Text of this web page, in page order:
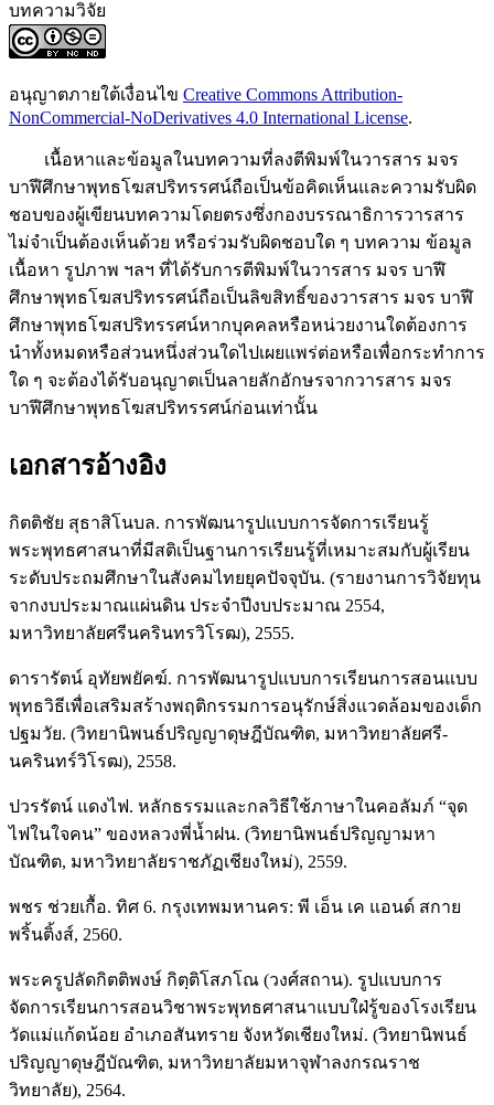
บทความวิจัย
อนุญาตภายใต้เงื่อนไข Creative Commons Attribution-
NonCommercial-NoDerivatives 4.0 International License.
เนื้อหาและข้อมูลในบทความที่ลงตีพิมพ์ในวารสาร มจร
บาฬีศึกษาพุทธโฆสปริทรรศน์ถือเป็นข้อคิดเห็นและความรับผิด
ชอบของผู้เขียนบทความโดยตรงซึ่งกองบรรณาธิการวารสาร
ไม่จำเป็นต้องเห็นด้วย หรือร่วมรับผิดชอบใด ๆ บทความ ข้อมูล
เนื้อหา รูปภาพ ฯลฯ ที่ได้รับการตีพิมพ์ในวารสาร มจร บาฬี
ศึกษาพุทธโฆสปริทรรศน์ถือเป็นลิขสิทธิ์ของวารสาร มจร บาฬี
ศึกษาพุทธโฆสปริทรรศน์หากบุคคลหรือหน่วยงานใดต้องการ
นำทั้งหมดหรือส่วนหนึ่งส่วนใดไปเผยแพร่ต่อหรือเพื่อกระทำการ
ใด ๆ จะต้องได้รับอนุญาตเป็นลายลักอักษรจากวารสาร มจร
บาฬีศึกษาพุทธโฆสปริทรรศน์ก่อนเท่านั้น
เอกสารอ้างอิง
กิตติชัย สุธาสิโนบล. การพัฒนารูปแบบการจัดการเรียนรู้
พระพุทธศาสนาที่มีสติเป็นฐานการเรียนรู้ที่เหมาะสมกับผู้เรียน
ระดับประถมศึกษาในสังคมไทยยุคปัจจุบัน. (รายงานการวิจัยทุน
จากงบประมาณแผ่นดิน ประจำปีงบประมาณ 2554,
มหาวิทยาลัยศรีนครินทรวิโรฒ), 2555.
ดารารัตน์ อุทัยพยัคฆ์. การพัฒนารูปแบบการเรียนการสอนแบบ
พุทธวิธีเพื่อเสริมสร้างพฤติกรรมการอนุรักษ์สิ่งแวดล้อมของเด็ก
ปฐมวัย. (วิทยานิพนธ์ปริญญาดุษฎีบัณฑิต, มหาวิทยาลัยศรี-
นครินทร์วิโรฒ), 2558.
ปวรรัตน์ แดงไฟ. หลักธรรมและกลวิธีใช้ภาษาในคอลัมภ์ “จุด
ไฟในใจคน” ของหลวงพี่น้ำฝน. (วิทยานิพนธ์ปริญญามหา
บัณฑิต, มหาวิทยาลัยราชภัฏเชียงใหม่), 2559.
พชร ช่วยเกื้อ. ทิศ 6. กรุงเทพมหานคร: พี เอ็น เค แอนด์ สกาย
พริ้นติ้งส์, 2560.
พระครูปลัดกิตติพงษ์ กิตฺติโสภโณ (วงศ์สถาน). รูปแบบการ
จัดการเรียนการสอนวิชาพระพุทธศาสนาแบบใฝ่รู้ของโรงเรียน
วัดแม่แก้ดน้อย อำเภอสันทราย จังหวัดเชียงใหม่. (วิทยานิพนธ์
ปริญญาดุษฎีบัณฑิต, มหาวิทยาลัยมหาจุฬาลงกรณราช
วิทยาลัย), 2564.